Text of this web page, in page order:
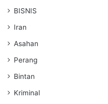
BISNIS
Iran
Asahan
Perang
Bintan
Kriminal